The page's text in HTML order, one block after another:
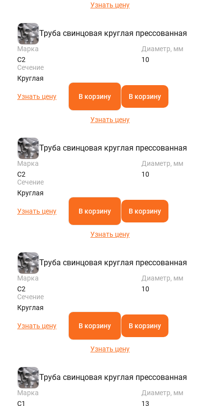
Узнать цену
Труба свинцовая круглая прессованная
Марка
С2
Диаметр, мм
10
Сечение
Круглая
Узнать цену В корзину В корзину
Узнать цену
Труба свинцовая круглая прессованная
Марка
С2
Диаметр, мм
10
Сечение
Круглая
Узнать цену В корзину В корзину
Узнать цену
Труба свинцовая круглая прессованная
Марка
С2
Диаметр, мм
10
Сечение
Круглая
Узнать цену В корзину В корзину
Узнать цену
Труба свинцовая круглая прессованная
Марка
С1
Диаметр, мм
13